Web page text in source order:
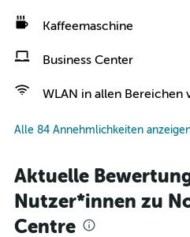
Kaffeemaschine
Business Center
WLAN in allen Bereichen
Alle 84 Annehmlichkeiten
Aktuelle
Nutzer*innen zu
Centre